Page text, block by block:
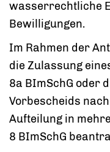
wasserrechtliche
Bewilligungen.
Im Rahmen der
die Zulassung
8a BImSchG oder
Vorbescheids
Aufteilung in
8 BImSchG